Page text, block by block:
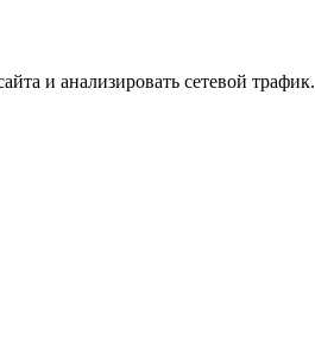
и анализировать сетевой трафик.